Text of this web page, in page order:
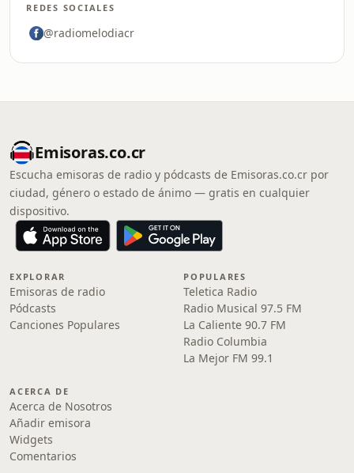
REDES SOCIALES
@radiomelodiacr
Emisoras.co.cr
Escucha emisoras de radio y pódcasts de Emisoras.co.cr por
ciudad, género o estado de ánimo — gratis en cualquier
dispositivo.
EXPLORAR
Emisoras de radio
Pódcasts
Canciones Populares
POPULARES
Teletica Radio
Radio Musical 97.5 FM
La Caliente 90.7 FM
Radio Columbia
La Mejor FM 99.1
ACERCA DE
Acerca de Nosotros
Añadir emisora
Widgets
Comentarios